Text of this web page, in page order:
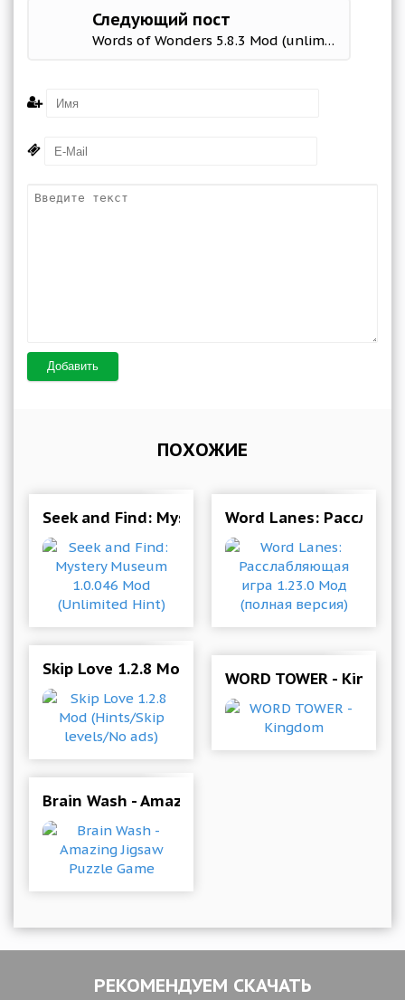
Следующий пост
Words of Wonders 5.8.3 Mod (unlimited money/hints/unlocked)
Добавить
ПОХОЖИЕ
Seek and Find: Mystery Museum 1.0.046 Mod
Word Lanes:
Skip Love 1.2.8 Mod (Hints/Skip levels/No ads)
WORD TOWER -
Brain Wash - Amazing Jigsaw Puzzle Game
РЕКОМЕНДУЕМ СКАЧАТЬ